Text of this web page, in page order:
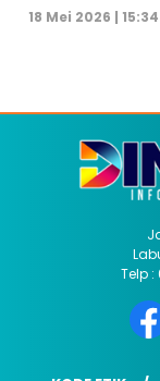
18 Mei 2026 |
Telp